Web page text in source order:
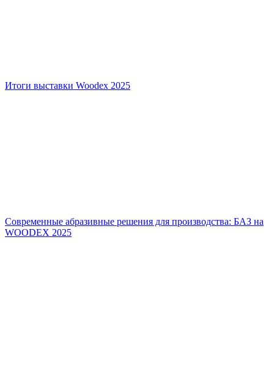
Итоги выставки Woodex 2025
Современные абразивные решения для производства: БАЗ на
WOODEX 2025